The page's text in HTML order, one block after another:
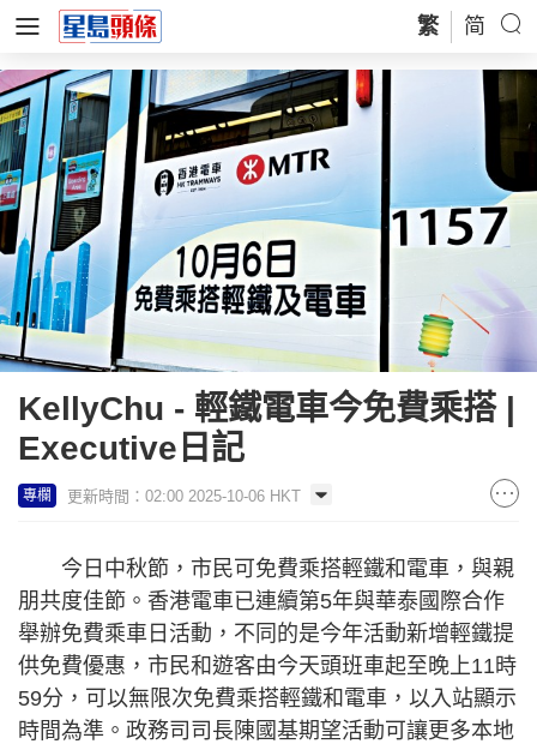
繁 简
KellyChu - 輕鐵電車今免費乘搭 |
Executive日記
專欄 更新時間：02:00 2025-10-06 HKT
今日中秋節，市民可免費乘搭輕鐵和電車，與親
朋共度佳節。香港電車已連續第5年與華泰國際合作
舉辦免費乘車日活動，不同的是今年活動新增輕鐵提
供免費優惠，市民和遊客由今天頭班車起至晚上11時
59分，可以無限次免費乘搭輕鐵和電車，以入站顯示
時間為準。政務司司長陳國基期望活動可讓更多本地